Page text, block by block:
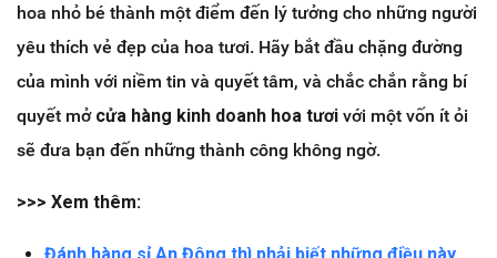
hoa nhỏ bé thành một điểm đến lý tưởng cho những người
yêu thích vẻ đẹp của hoa tươi. Hãy bắt đầu chặng đường
của mình với niềm tin và quyết tâm, và chắc chắn rằng bí
quyết mởcửa hàng kinh doanh hoa tươi với một vốn ít ỏi
sẽ đưa bạn đến những thành công không ngờ.
>>> Xem thêm:
Đánh hàng sỉ An Đông thì phải biết những điều này